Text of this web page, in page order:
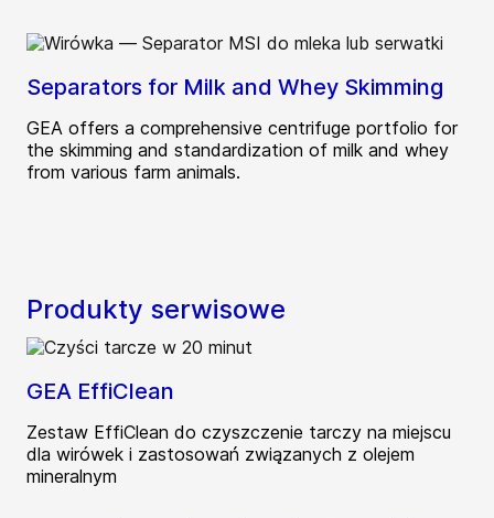
Separators for Milk and Whey Skimming
GEA offers a comprehensive centrifuge portfolio for
the skimming and standardization of milk and whey
from various farm animals.
Produkty serwisowe
GEA EffiClean
Zestaw EffiClean do czyszczenie tarczy na miejscu
dla wirówek i zastosowań związanych z olejem
mineralnym